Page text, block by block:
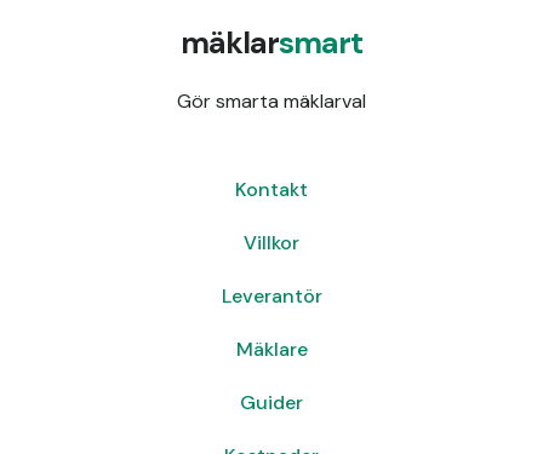
mäklarsmart
Gör smarta mäklarval
Kontakt
Villkor
Leverantör
Mäklare
Guider